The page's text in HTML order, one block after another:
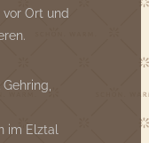
Ort und
im Elztal